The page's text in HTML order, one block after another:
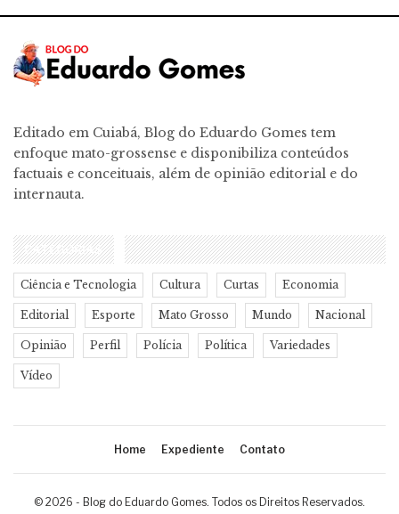
Editado em Cuiabá, Blog do Eduardo Gomes tem
enfoque mato-grossense e disponibiliza conteúdos
factuais e conceituais, além de opinião editorial e do
internauta.
CATEGORIAS
Ciência e Tecnologia Cultura Curtas Economia
Editorial Esporte Mato Grosso Mundo Nacional
Opinião Perfil Polícia Política Variedades
Vídeo
Home Expediente Contato
© 2026 - Blog do Eduardo Gomes. Todos os Direitos Reservados.